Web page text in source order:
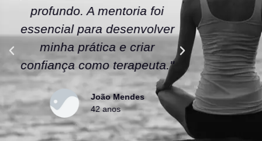
profundo. A mentoria foi
essencial para desenvolver
minha prática e criar
confiança como terapeuta."
João Mendes
42 anos
As
uma